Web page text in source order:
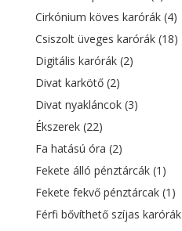
Cirkónium köves karórák (4)
Csiszolt üveges karórák (18)
Digitális karórák (2)
Divat karkötő (2)
Divat nyakláncok (3)
Ékszerek (22)
Fa hatású óra (2)
Fekete álló pénztárcák (1)
Fekete fekvő pénztárcak (1)
Férfi bővíthető szíjas karórák